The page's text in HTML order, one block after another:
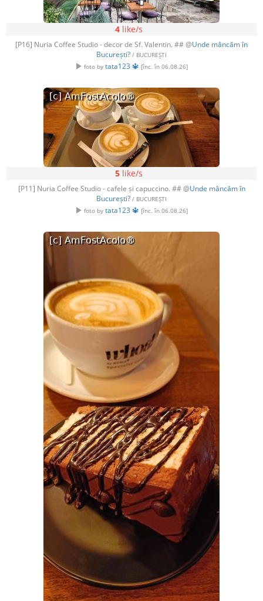
4like/s
[P16] Nuria Coffee Studio - decor de Sf. Valentin. ## @Unde mâncăm în
București? / BUCUREȘTI
foto by tata123 🔱 [înc. în 06.08.26]
5like/s
[P11] Nuria Coffee Studio - cafele și capuccino. ## @Unde mâncăm în
București? / BUCUREȘTI
foto by tata123 🔱 [înc. în 06.08.26]